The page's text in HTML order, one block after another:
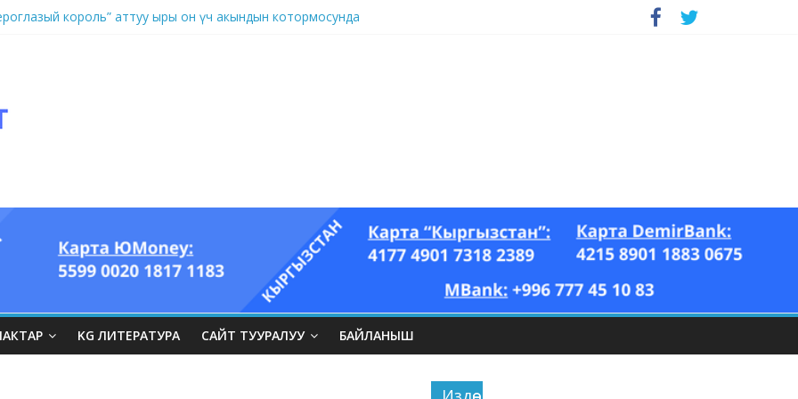
король” аттуу ыры он үч акындын котормосунда
KG ЛИТЕРАТУРА САЙТ ТУУРАЛУУ БАЙЛАНЫШ